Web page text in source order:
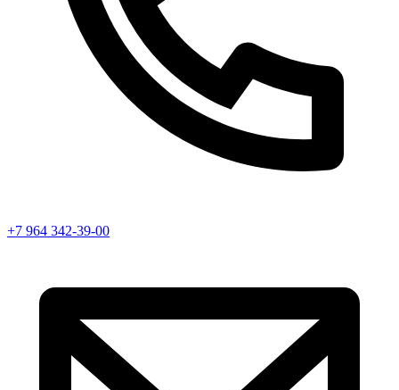
+7 964 342-39-00